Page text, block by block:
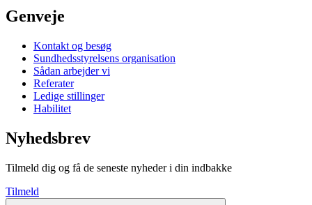
Genveje
Kontakt og besøg
Sundhedsstyrelsens organisation
Sådan arbejder vi
Referater
Ledige stillinger
Habilitet
Nyhedsbrev
Tilmeld dig og få de seneste nyheder i din indbakke
Tilmeld